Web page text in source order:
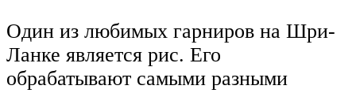
Один из любимых гарниров на Шри-
Ланке является рис. Его
обрабатывают самыми разными